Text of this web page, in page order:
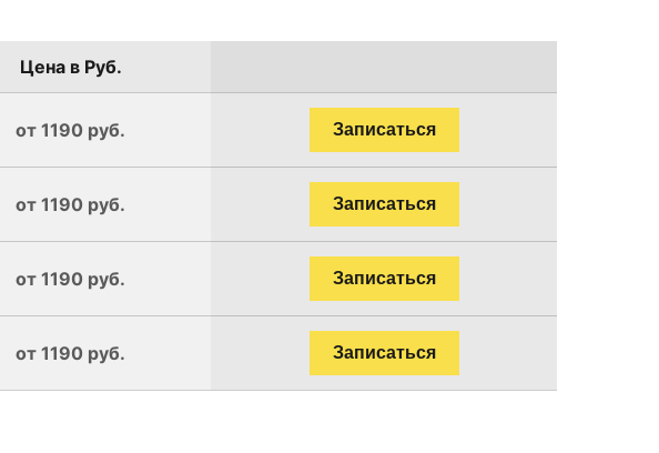
Цена в Руб.
от 1190 руб. Записаться
от 1190 руб. Записаться
от 1190 руб. Записаться
от 1190 руб. Записаться